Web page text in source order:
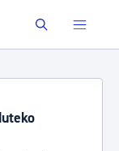
Buscar